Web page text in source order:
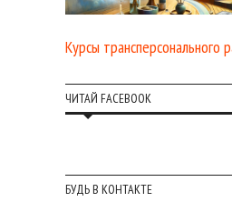
Курсы трансперсонального
ЧИТАЙ FACEBOOK
БУДЬ В КОНТАКТЕ